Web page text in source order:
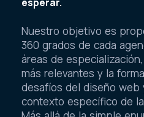
Nuestro objetivo es
360 grados de cada
áreas de
más relevantes y la
desafíos del diseño web
contexto específico de